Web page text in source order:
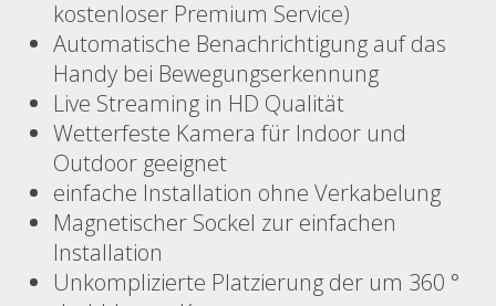
kostenloser Premium Service)
Automatische Benachrichtigung auf das
Handy bei Bewegungserkennung
Live Streaming in HD Qualität
Wetterfeste Kamera für Indoor und
Outdoor geeignet
einfache Installation ohne Verkabelung
Magnetischer Sockel zur einfachen
Installation
Unkomplizierte Platzierung der um 360 °